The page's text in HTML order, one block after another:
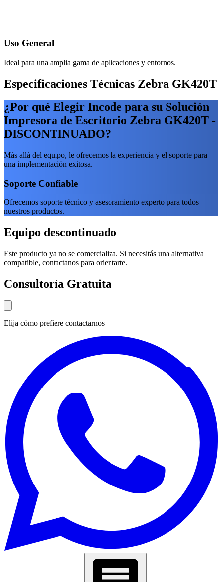
Uso General
Ideal para una amplia gama de aplicaciones y entornos.
Especificaciones Técnicas Zebra GK420T
¿Por qué Elegir Incode para su Solución
Impresora de Escritorio Zebra GK420T -
DISCONTINUADO?
Más allá del equipo, le ofrecemos la experiencia y el soporte para
una implementación exitosa.
Soporte Confiable
Ofrecemos soporte técnico y asesoramiento experto para todos
nuestros productos.
Equipo descontinuado
Este producto ya no se comercializa. Si necesitás una alternativa
compatible, contactanos para orientarte.
Consultoría Gratuita
Elija cómo prefiere contactarnos